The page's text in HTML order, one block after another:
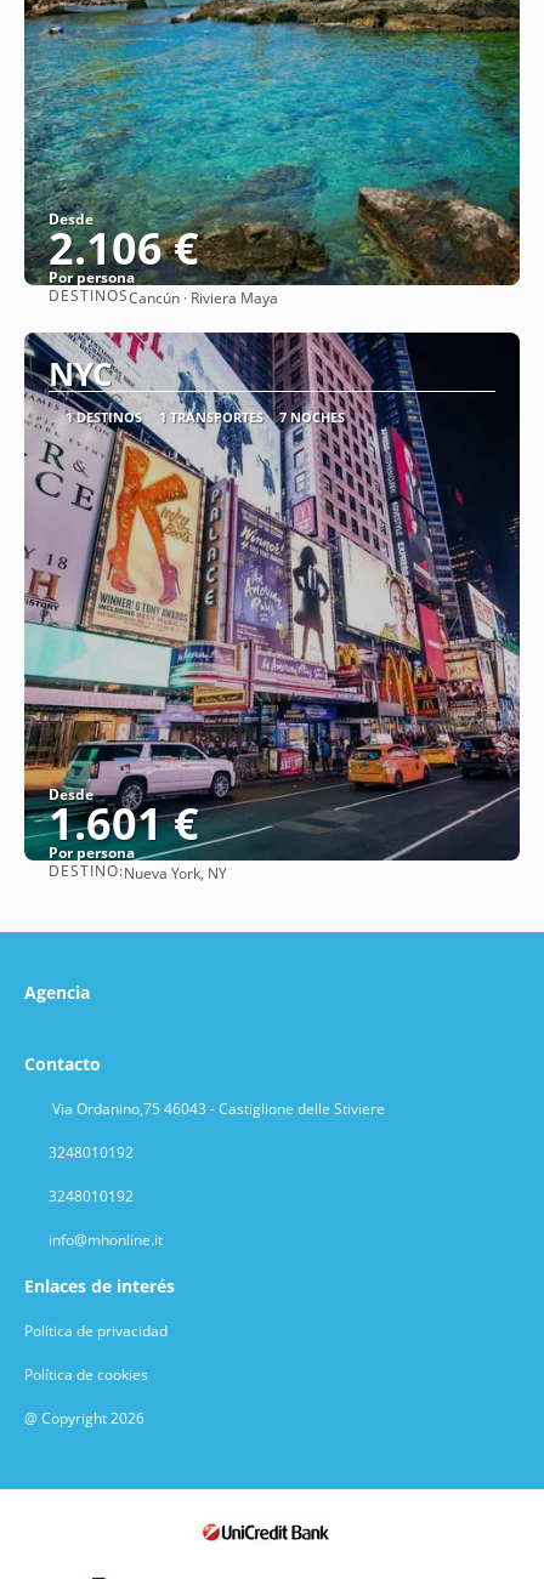
Desde
2.106 €
Por persona
Ver
DESTINOSCancún · Riviera Maya
NYC
1 DESTINOS 1 TRANSPORTES 7 NOCHES
Desde
1.601 €
Por persona
DESTINO:Nueva York, NY
Agencia
Contacto
Via Ordanino,75 46043 - Castiglione delle Stiviere
3248010192
3248010192
info@mhonline.it
Enlaces de interés
Política de privacidad
Política de cookies
@ Copyright 2026